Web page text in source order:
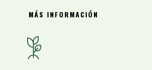
MÁS INFORMACIÓN